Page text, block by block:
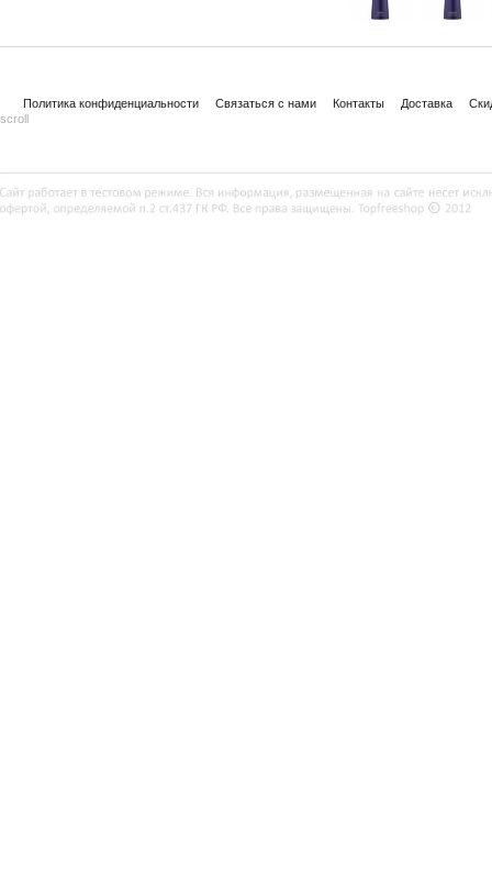
Политика конфиденциальности Связаться с нами Контакты Доставка
scroll